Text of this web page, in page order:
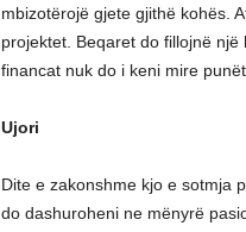
mbizotërojë gjete gjithë kohës.
projektet. Beqaret do fillojnë
financat nuk do i keni mire
Ujori
Dite e zakonshme kjo e sotmja
do dashuroheni ne mënyrë